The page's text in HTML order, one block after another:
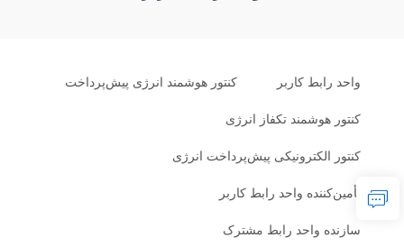
واحد رابط کاربر کنتور هوشمند انرژی پیش‌پرداخت
کنتور هوشمند تکفاز انرژی
کنتور الکترونیکی پیش‌پرداخت انرژی
تأمین‌کننده واحد رابط کاربر
سازنده واحد رابط مشترک